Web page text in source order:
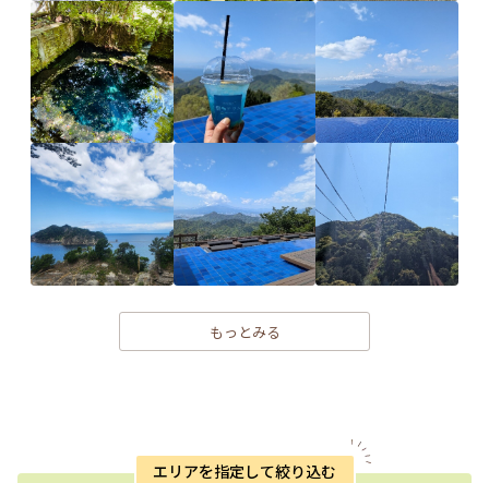
もっとみる
エリアを指定して絞り込む